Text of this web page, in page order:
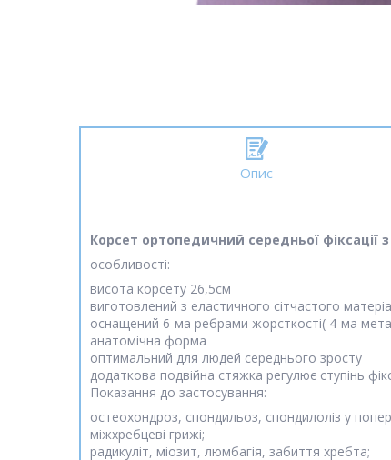
Опис
Корсет ортопедичний середньої фіксації
особливості:
висота корсету 26,5см
виготовлений з еластичного сітчастого
оснащений 6-ма ребрами жорсткості( 4-ма
анатомічна форма
оптимальний для людей середнього зросту
додаткова подвійна стяжка регулює ступінь
Показання до застосування:
остеохондроз, спондильоз, спондилоліз у
міжхребцеві грижі;
радикуліт, міозит, люмбагія, забиття хребта;